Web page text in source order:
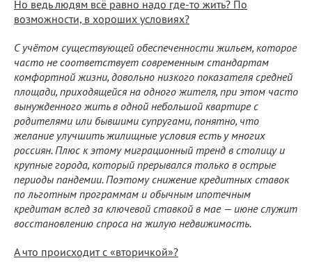
Но ведь людям всё равно надо где-то жить? По
возможности, в хороших условиях?
С учётом существующей обеспеченности жильем, которое
часто не соответствует современным стандартам
комфортной жизни, довольно низкого показателя средней
площади, приходящейся на одного жителя, при этом часто
вынужденного жить в одной небольшой квартире с
родителями или бывшими супругами, понятно, что
желание улучшить жилищные условия есть у многих
россиян. Плюс к этому миграционный тренд в столицу и
крупные города, который прерывался только в острые
периоды пандемии. Поэтому снижение кредитных ставок
по льготным программам и обычным ипотечным
кредитам вслед за ключевой ставкой в мае — июне служит
восстановлению спроса на жилую недвижимость.
А что происходит с «вторичкой»?